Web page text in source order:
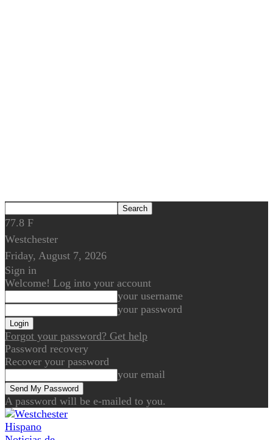
77.8 F
Westchester
Friday, August 7, 2026
Sign in
Welcome! Log into your account
your username
your password
Forgot your password? Get help
Password recovery
Recover your password
your email
A password will be e-mailed to you.